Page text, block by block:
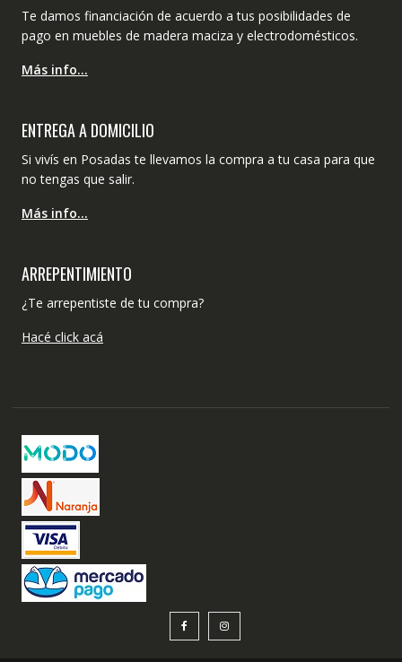
Te damos financiación de acuerdo a tus posibilidades de
pago en muebles de madera maciza y electrodomésticos.
Más info…
ENTREGA A DOMICILIO
Si vivís en Posadas te llevamos la compra a tu casa para que
no tengas que salir.
Más info…
ARREPENTIMIENTO
¿Te arrepentiste de tu compra?
Hacé click acá